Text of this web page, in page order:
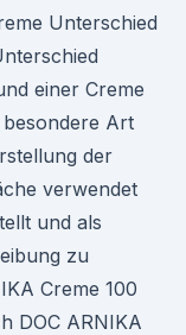
Unterschied
einer Creme
besondere Art
der
verwendet
und als
zu
Creme 100
DOC ARNIKA